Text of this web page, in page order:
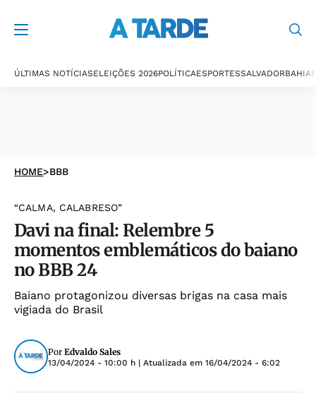
ÚLTIMAS NOTÍCIASELEIÇÕES 2026POLÍTICAESPORTESSALVADORBAHIA
HOME>BBB
“CALMA, CALABRESO”
Davi na final: Relembre 5
momentos emblemáticos do baiano
no BBB 24
Baiano protagonizou diversas brigas na casa mais
vigiada do Brasil
Por Edvaldo Sales
13/04/2024 - 10:00 h | Atualizada em 16/04/2024 - 6:02